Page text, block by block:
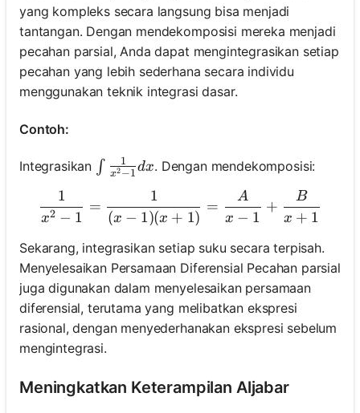
yang kompleks secara langsung bisa menjadi
tantangan. Dengan mendekomposisi mereka menjadi
pecahan parsial, Anda dapat mengintegrasikan setiap
pecahan yang lebih sederhana secara individu
menggunakan teknik integrasi dasar.
Contoh:
Integrasikan \int \frac{1}{x^2-1} d x
∫ x2−1
1 dx. Dengan mendekomposisi:
\frac{1}{x^2-
x2 − 1
1
=
(x − 1)(x + 1)
1
=
x − 1
A
+
x + 1
B
Sekarang, integrasikan setiap suku secara terpisah.
Menyelesaikan Persamaan Diferensial Pecahan parsial
juga digunakan dalam menyelesaikan persamaan
diferensial, terutama yang melibatkan ekspresi
rasional, dengan menyederhanakan ekspresi sebelum
mengintegrasi.
Meningkatkan Keterampilan Aljabar